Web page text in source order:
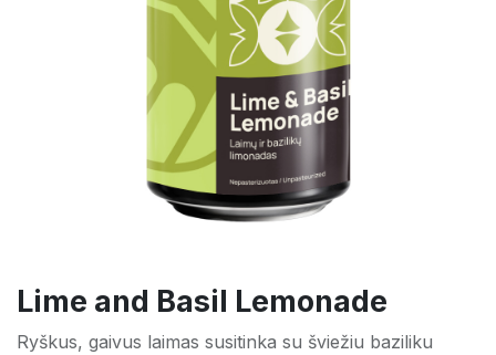
Lime and Basil Lemonade
Ryškus, gaivus laimas susitinka su šviežiu baziliku